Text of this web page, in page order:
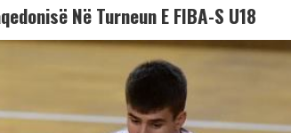
Në Turneun E FIBA-S U18